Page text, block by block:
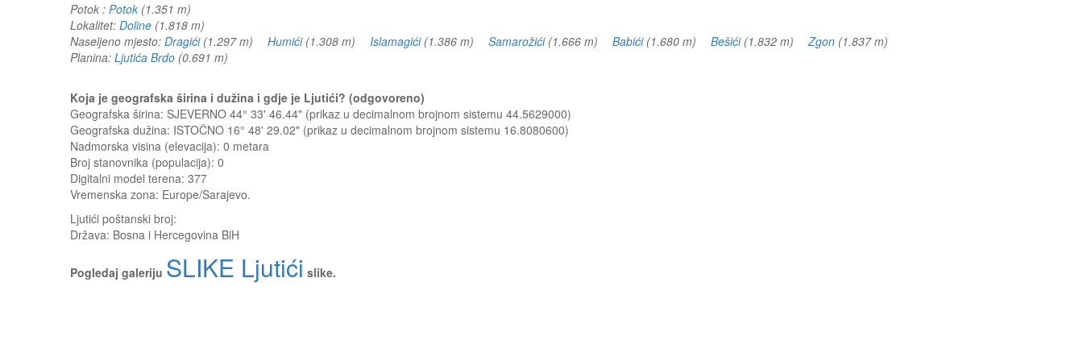
Potok : Potok (1.351 m)
Lokalitet: Doline (1.818 m)
Naseljeno mjesto: Dragići(1.297 m) Humići(1.308 m) Islamagići(1.386 m) Samarožići(1.666 m) Babići(1.680 m) Bešići(1.832 m)Zgon (1.837 m)
Planina: Ljutića Brdo (0.691 m)
Koja je geografska širina i dužina i gdje je Ljutići? (odgovoreno)
Geografska širina: SJEVERNO 44° 33' 46.44" (prikaz u decimalnom brojnom sistemu 44.5629000)
Geografska dužina: ISTOČNO 16° 48' 29.02" (prikaz u decimalnom brojnom sistemu 16.8080600)
Nadmorska visina (elevacija): 0 metara
Broj stanovnika (populacija): 0
Digitalni model terena: 377
Vremenska zona: Europe/Sarajevo.
Ljutići poštanski broj:
Država: Bosna i Hercegovina BiH
Pogledaj galeriju SLIKE Ljutići slike.